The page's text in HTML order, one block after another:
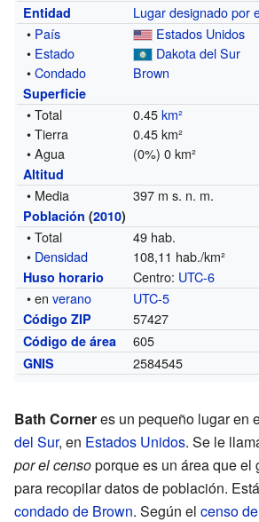
Entidad
Lugar designado por
• País
Estados Unidos
• Estado
Dakota del Sur
•Condado Brown
Superficie
• Total 0.45km²
• Tierra
0.45 km²
• Agua
(0%) 0 km²
Altitud
• Media 397 m s. n. m.
Población (2010)
• Total
49 hab.
• Densidad 108,11 hab./km²
Huso horario Centro: UTC-6
• enverano UTC-5
Código ZIP 57427
Código de área 605
GNIS 2584545
Bath Corneres un pequeño lugar en
del Sur, en Estados Unidos. Se le
por el censoporque es un área que el
para recopilar datos de población.
condado de Brown. Según el censo